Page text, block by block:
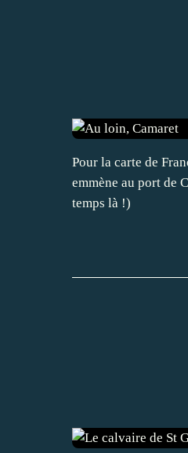
Pour la carte de
emmène au port de
temps là !)